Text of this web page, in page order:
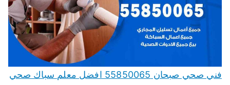
فني صحي صبحان 55850065 افضل معلم سباك صحي